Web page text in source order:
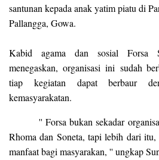
santunan kepada anak yatim piatu di
Pallangga, Gowa.
Kabid agama dan sosial Forsa
menegaskan, organisasi ini sudah
tiap kegiatan dapat berbaur
kemasyarakatan.
'' Forsa bukan sekadar
Rhoma dan Soneta, tapi lebih dari
manfaat bagi masyarakan, '' ungkap